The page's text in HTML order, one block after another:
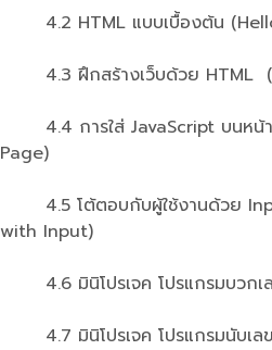
4.2 HTML แบบเบื้องต้น
4.3 ฝึกสร้างเว็บด้วย HTML
4.4 การใส่ JavaScript บนหน้า
Page)
4.5 โต้ตอบกับผู้ใช้งานด้วย
with Input)
4.6 มินิโปรเจค โปรแกรมบวกเ
4.7 มินิโปรเจค โปรแกรมนับเล